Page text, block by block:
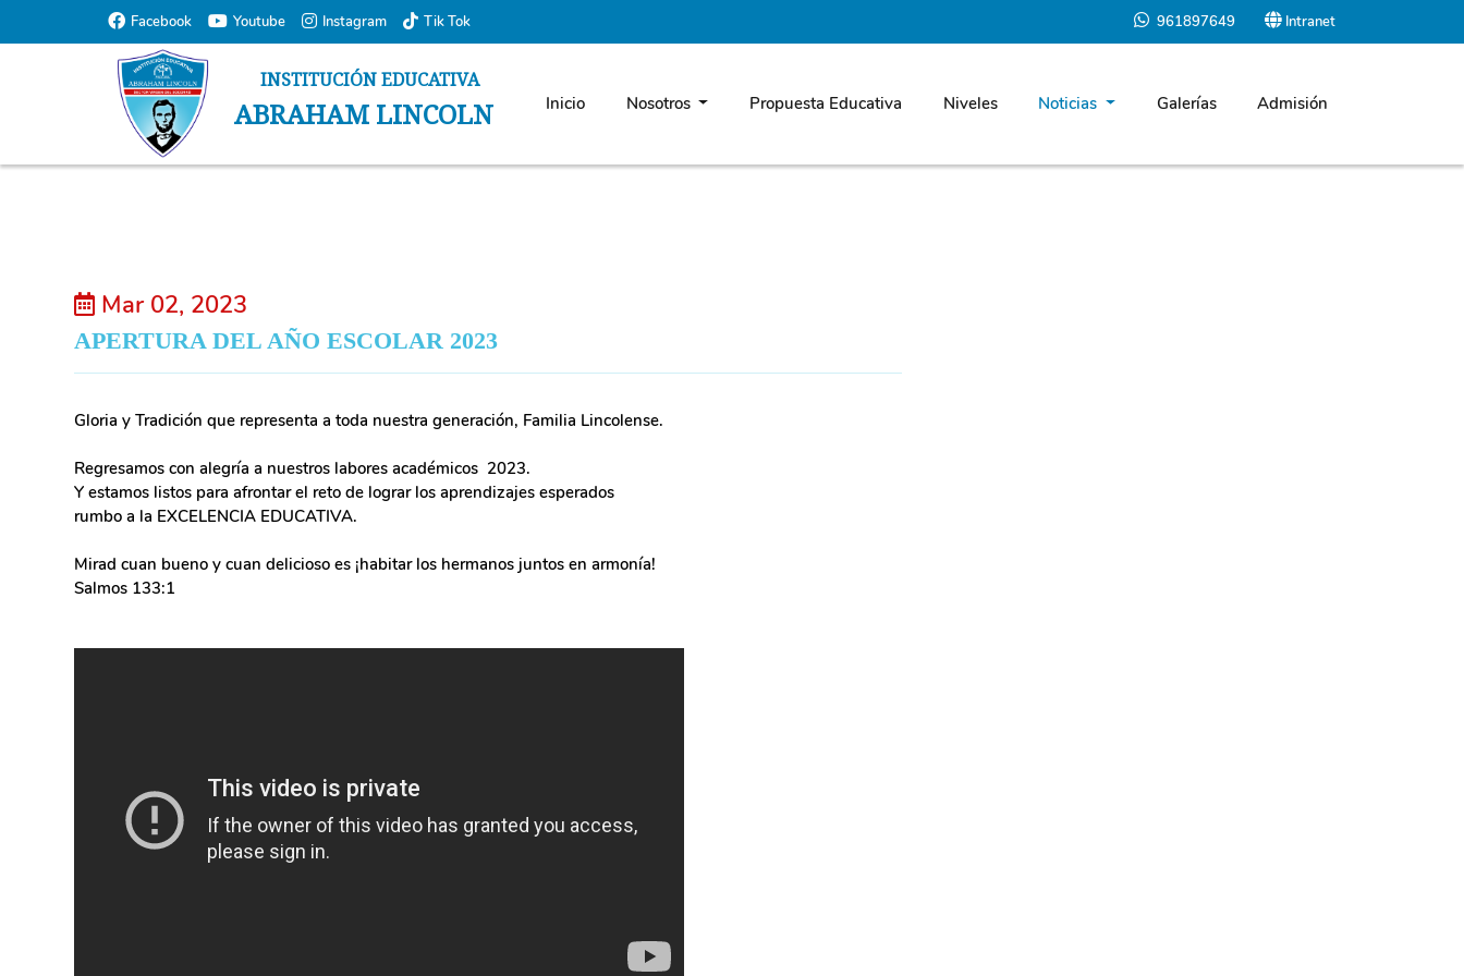
Normal Page
Facebook Youtube Instagram Tik Tok 961897649 Intranet
INSTITUCIÓN EDUCATIVA
ABRAHAM LINCOLN Inicio Nosotros Propuesta Educativa Niveles Noticias Galerías Admisión
Mar 02, 2023
APERTURA DEL AÑO ESCOLAR 2023
Gloria y Tradición que representa a toda nuestra generación, Familia Lincolense.
Regresamos con alegría a nuestros labores académicos 2023.
Y estamos listos para afrontar el reto de lograr los aprendizajes esperados
rumbo a la EXCELENCIA EDUCATIVA.
Mirad cuan bueno y cuan delicioso es ¡habitar los hermanos juntos en armonía!
Salmos 133:1